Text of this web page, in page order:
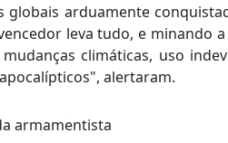
globais arduamente
leva tudo, e minando
climáticas, uso
alertaram.
armamentista